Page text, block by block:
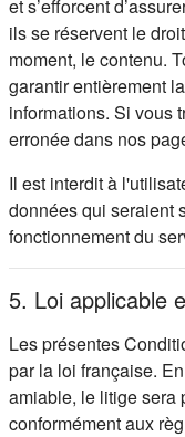
et s’efforcent
ils se réservent le
moment, le contenu.
garantir entièrement
informations. Si vous
erronée dans nos
Il est interdit à
données qui seraient
fonctionnement du
5. Loi applicable
Les présentes
par la loi française.
amiable, le litige sera
conformément aux